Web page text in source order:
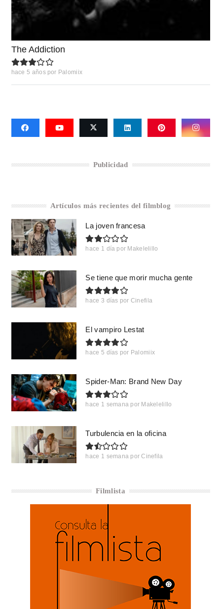
The Addiction
hace 5 años por Palomiix
Publicidad
Artículos más recientes del filmblog
La joven francesa
hace 1 día por Makelelillo
Se tiene que morir mucha gente
hace 3 días por Cinefila
El vampiro Lestat
hace 5 días por Palomiix
Spider-Man: Brand New Day
hace 1 semana por Makelelillo
Turbulencia en la oficina
hace 1 semana por Cinefila
Filmlista